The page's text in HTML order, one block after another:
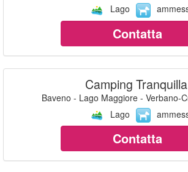
Lago
Contatta
Camping Tranquilla
Baveno - Lago Maggiore - Verbano-
Lago
Contatta